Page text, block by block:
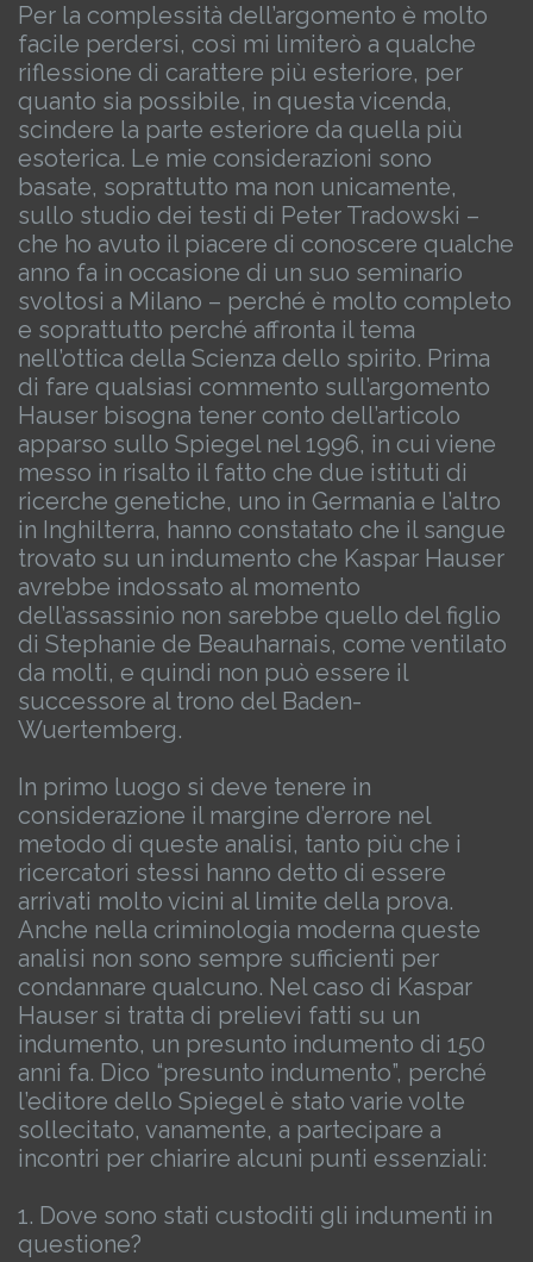
Per la complessità dell’argomento è molto
facile perdersi, così mi limiterò a qualche
riflessione di carattere più esteriore, per
quanto sia possibile, in questa vicenda,
scindere la parte esteriore da quella più
esoterica. Le mie considerazioni sono
basate, soprattutto ma non unicamente,
sullo studio dei testi di Peter Tradowski –
che ho avuto il piacere di conoscere qualche
anno fa in occasione di un suo seminario
svoltosi a Milano – perché è molto completo
e soprattutto perché affronta il tema
nell’ottica della Scienza dello spirito. Prima
di fare qualsiasi commento sull’argomento
Hauser bisogna tener conto dell’articolo
apparso sullo Spiegel nel 1996, in cui viene
messo in risalto il fatto che due istituti di
ricerche genetiche, uno in Germania e l’altro
in Inghilterra, hanno constatato che il sangue
trovato su un indumento che Kaspar Hauser
avrebbe indossato al momento
dell’assassinio non sarebbe quello del figlio
di Stephanie de Beauharnais, come ventilato
da molti, e quindi non può essere il
successore al trono del Baden-
Wuertemberg.
In primo luogo si deve tenere in
considerazione il margine d’errore nel
metodo di queste analisi, tanto più che i
ricercatori stessi hanno detto di essere
arrivati molto vicini al limite della prova.
Anche nella criminologia moderna queste
analisi non sono sempre sufficienti per
condannare qualcuno. Nel caso di Kaspar
Hauser si tratta di prelievi fatti su un
indumento, un presunto indumento di 150
anni fa. Dico “presunto indumento”, perché
l’editore dello Spiegel è stato varie volte
sollecitato, vanamente, a partecipare a
incontri per chiarire alcuni punti essenziali:
1. Dove sono stati custoditi gli indumenti in
questione?